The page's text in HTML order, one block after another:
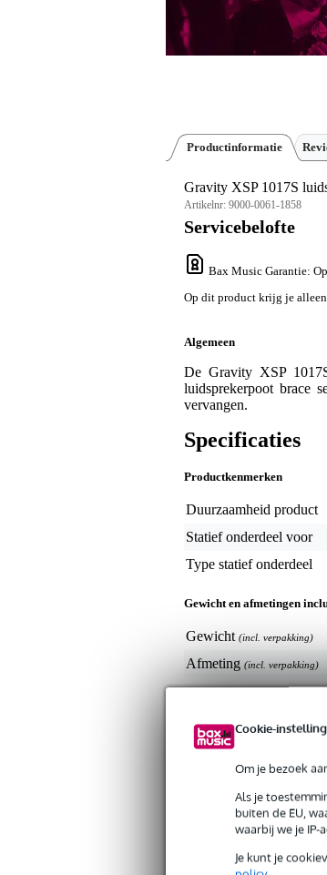
Cookie-
Om je bezoek
Als je
buiten de EU,
waarbij we je
Je kunt je
Productinformatie
Gravity XSP 1017S
Artikelnr: 9000-0061-1858
Servicebelofte
Bax Music Garantie:
Op dit product krijg je
Algemeen
De Gravity XSP
luidsprekerpoot brace
vervangen.
Specificaties
Productkenmerken
Duurzaamheid product
Statief onderdeel voor
Type statief onderdeel
Gewicht en afmetingen
Gewicht (incl. verpakking)
Afmeting (incl. verpakking)
Andere producten